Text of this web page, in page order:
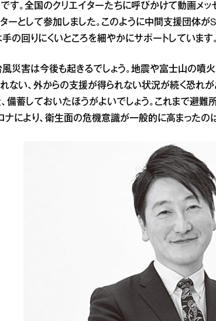
す。全国のクリエイターたちに呼びかけて動画メ
ーとして参加しました。このように中間支援団体
の回りにくいところを細やかにサポートしています。
災害は今後も起きるでしょう。地震や富士山の噴
ない、外からの支援が得られない状況が続く恐れ
備蓄しておいたほうがよいでしょう。これまで避
ナにより、衛生面の危機意識が一般的に高まったの